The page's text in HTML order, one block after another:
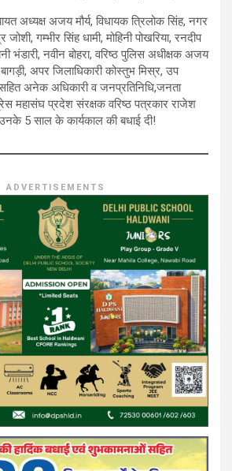
अध्यक्ष अजय मौर्य, विधायक त्रिलोक सिंह, नगर
गम्भीर सिंह धामी, मोहिनी पोखरिया, रनदीप
भंडारी, नवीन बोहरा, वरिष्ठ पुलिस अधीक्षक अजय
अपर जिलाधिकारी कोस्तुभ मिस्र, उप
अनेक अधिकारी व जनप्रतिनिधि,जनता
महासंघ प्रदेश संरक्षक वरिष्ठ पत्रकार राजेश
5 साल के कार्यकाल की बधाई दी!
ADVERTISEMENTS